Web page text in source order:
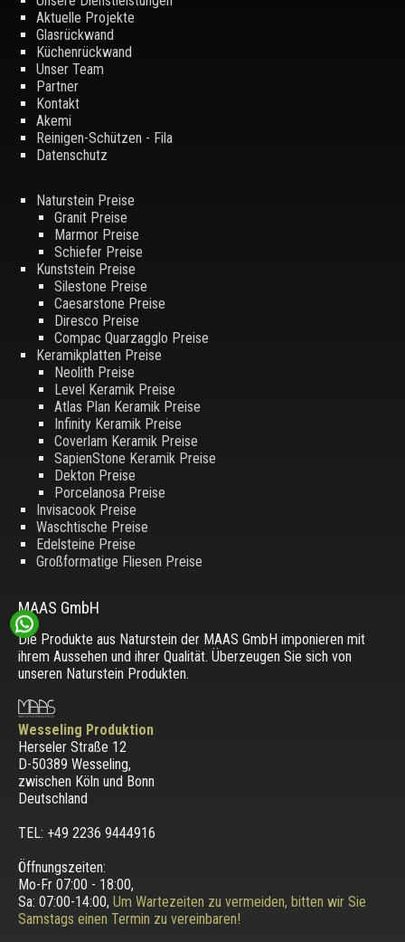
Aktuelle Projekte
Glasrückwand
Küchenrückwand
Unser Team
Partner
Kontakt
Akemi
Reinigen-Schützen - Fila
Datenschutz
Naturstein Preise
Granit Preise
Marmor Preise
Schiefer Preise
Kunststein Preise
Silestone Preise
Caesarstone Preise
Diresco Preise
Compac Quarzagglo Preise
Keramikplatten Preise
Neolith Preise
Level Keramik Preise
Atlas Plan Keramik Preise
Infinity Keramik Preise
Coverlam Keramik Preise
SapienStone Keramik Preise
Dekton Preise
Porcelanosa Preise
Invisacook Preise
Waschtische Preise
Edelsteine Preise
Großformatige Fliesen Preise
MAAS GmbH
Die Produkte aus Naturstein der MAAS GmbH imponieren mit
ihrem Aussehen und ihrer Qualität. Überzeugen Sie sich von
unseren Naturstein Produkten.
Wesseling Produktion
Herseler Straße 12
D-50389 Wesseling,
zwischen Köln und Bonn
Deutschland
TEL: +49 2236 9444916
Öffnungszeiten:
Mo-Fr 07:00 - 18:00,
Sa: 07:00-14:00, Um Wartezeiten zu vermeiden, bitten wir Sie
Samstags einen Termin zu vereinbaren!